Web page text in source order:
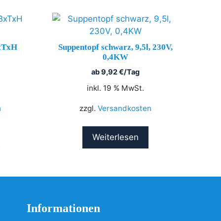
Suppentopf schwarz, 9,5l, 230V,
0,4KW
ab9,92€/Tag
inkl. 19 % MwSt.
zzgl. Versandkosten
Weiterlesen
Informationen